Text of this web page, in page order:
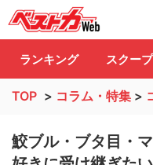
自動車
ランキング スクープ
TOP > コラム・特集 >
鮫ブル・ブタ目・